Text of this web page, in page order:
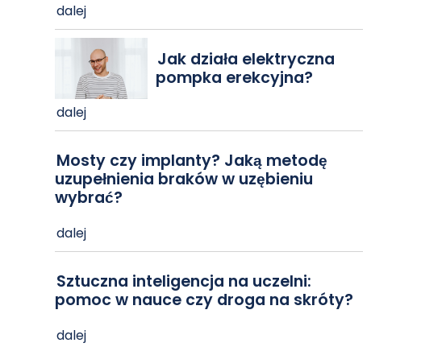
dalej
Jak działa elektryczna
pompka erekcyjna?
dalej
Mosty czy implanty? Jaką metodę
uzupełnienia braków w uzębieniu
wybrać?
dalej
Sztuczna inteligencja na uczelni:
pomoc w nauce czy droga na skróty?
dalej